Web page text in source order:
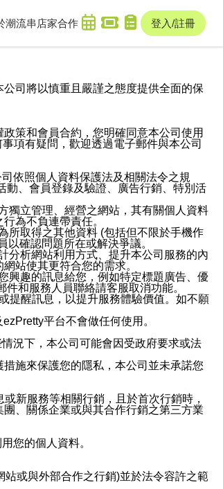
潮流串 店家合作 登入/註冊
司將以慎重且嚴謹之態度提供全面的保
策和會員合約，您明確同意本公司使用
項有疑問，歡迎透過電子郵件與本公司
依照個人資料保護法及相關法令之規
動、會員登錄及驗證、廣告行銷、特別活
獨立管理、經營之網站，其有關個人資料
為不負連帶責任。
所取得之其他資料 (包括但不限於手機作
確認問題所在或解決爭議。
分析網站利用方式、提升本公司服務的內
站使其更符合您的需求。
興趣的訊息給您，例如特定標題廣告、優
和服務人員聯絡請客服取消功能。
提醒訊息，以提升服務體驗價值。如不願
平台不會做任何使用。
況下，本公司可能會因受政府要求或法
施來保護您的隱私，本公司並未承諾您
新服務等相關行銷，且於首次行銷時，
、關係企業或與其合作行銷之第三方業
您的個人資料。
或與外部合作之行銷)並於法令容許之範